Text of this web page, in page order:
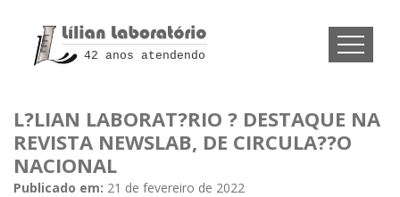
42 anos atendendo
L?LIAN LABORAT?RIO ? DESTAQUE NA
REVISTA NEWSLAB, DE CIRCULA??O
NACIONAL
Publicado em: 21 de fevereiro de 2022